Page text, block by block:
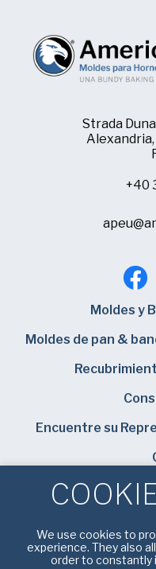
Strada
+40
Moldes y
Moldes de pan &
Encuentre su
Bundy
We use cookies to
experience. They also
order to constantly